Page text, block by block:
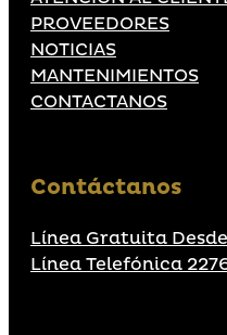
PROVEEDORES
NOTICIAS
MANTENIMIENTOS
CONTACTANOS
Contáctanos
Línea Gratuita
Línea Telefónica